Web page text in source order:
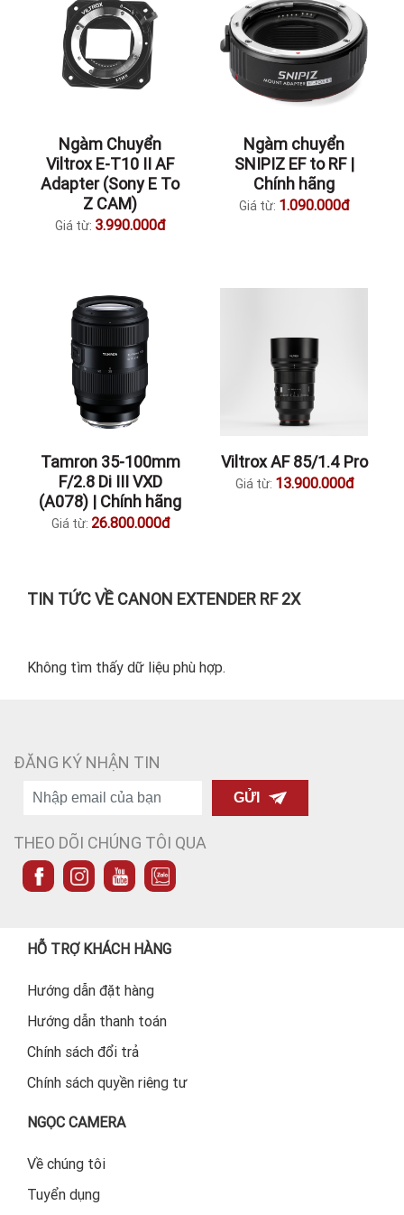
Ngàm Chuyển
Viltrox E-T10 II AF
Adapter (Sony E To
Z CAM)
Giá từ: 3.990.000đ
Ngàm chuyển
SNIPIZ EF to RF |
Chính hãng
Giá từ: 1.090.000đ
Tamron 35-100mm
F/2.8 Di III VXD
(A078) | Chính hãng
Giá từ: 26.800.000đ
Viltrox AF 85/1.4 Pro
Giá từ: 13.900.000đ
TIN TỨC VỀ CANON EXTENDER RF 2X
Không tìm thấy dữ liệu phù hợp.
ĐĂNG KÝ NHẬN TIN
GỬI
THEO DÕI CHÚNG TÔI QUA
HỖ TRỢ KHÁCH HÀNG
Hướng dẫn đặt hàng
Hướng dẫn thanh toán
Chính sách đổi trả
Chính sách quyền riêng tư
NGỌC CAMERA
Về chúng tôi
Tuyển dụng